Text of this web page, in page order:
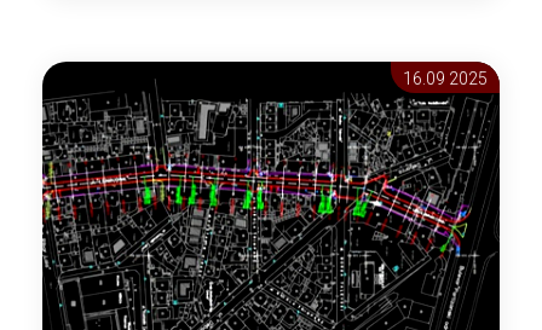
16.09 2025